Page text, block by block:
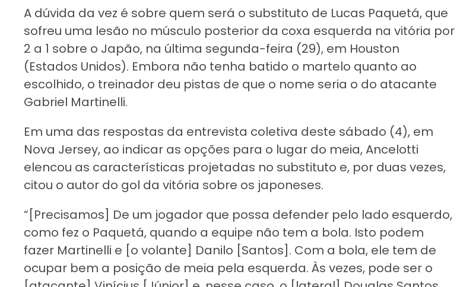
A dúvida da vez é sobre quem será o substituto de Lucas Paquetá, que
sofreu uma lesão no músculo posterior da coxa esquerda na vitória por
2 a 1 sobre o Japão, na última segunda-feira (29), em Houston
(Estados Unidos). Embora não tenha batido o martelo quanto ao
escolhido, o treinador deu pistas de que o nome seria o do atacante
Gabriel Martinelli.
Em uma das respostas da entrevista coletiva deste sábado (4), em
Nova Jersey, ao indicar as opções para o lugar do meia, Ancelotti
elencou as características projetadas no substituto e, por duas vezes,
citou o autor do gol da vitória sobre os japoneses.
“[Precisamos] De um jogador que possa defender pelo lado esquerdo,
como fez o Paquetá, quando a equipe não tem a bola. Isto podem
fazer Martinelli e [o volante] Danilo [Santos]. Com a bola, ele tem de
ocupar bem a posição de meia pela esquerda. Às vezes, pode ser o